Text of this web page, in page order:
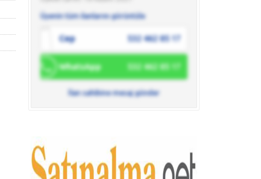
Üyenin tüm ilanlarını görüntüle
Cep 532 462 85 17
WhatsApp 532 462 85 17
İlan sahibine mesaj gönder